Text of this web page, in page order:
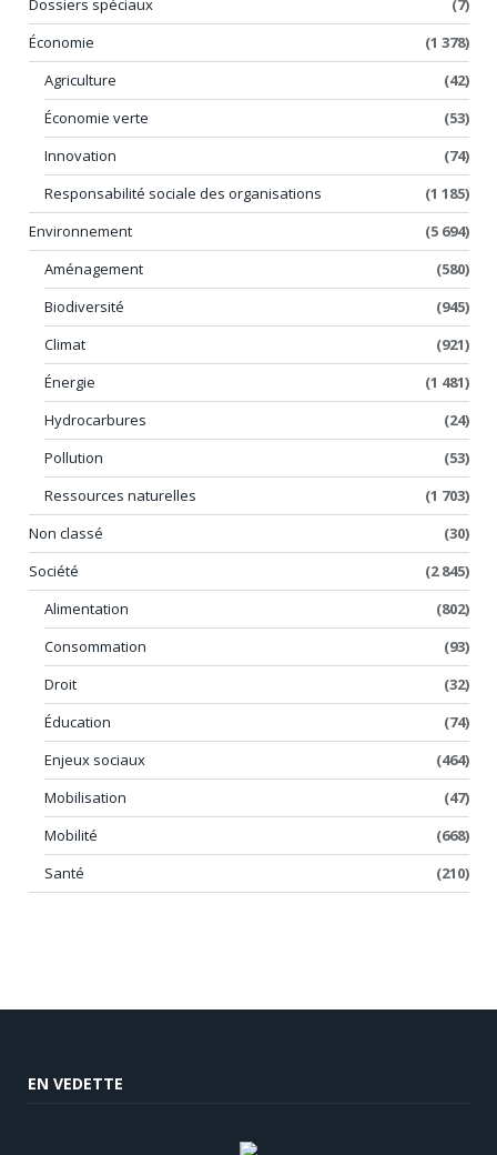
Dossiers spéciaux
(7)
Économie
(1 378)
Agriculture
(42)
Économie verte
(53)
Innovation
(74)
Responsabilité sociale des organisations
(1 185)
Environnement
(5 694)
Aménagement
(580)
Biodiversité
(945)
Climat
(921)
Énergie
(1 481)
Hydrocarbures
(24)
Pollution
(53)
Ressources naturelles
(1 703)
Non classé
(30)
Société
(2 845)
Alimentation
(802)
Consommation
(93)
Droit
(32)
Éducation
(74)
Enjeux sociaux
(464)
Mobilisation
(47)
Mobilité
(668)
Santé
(210)
EN VEDETTE